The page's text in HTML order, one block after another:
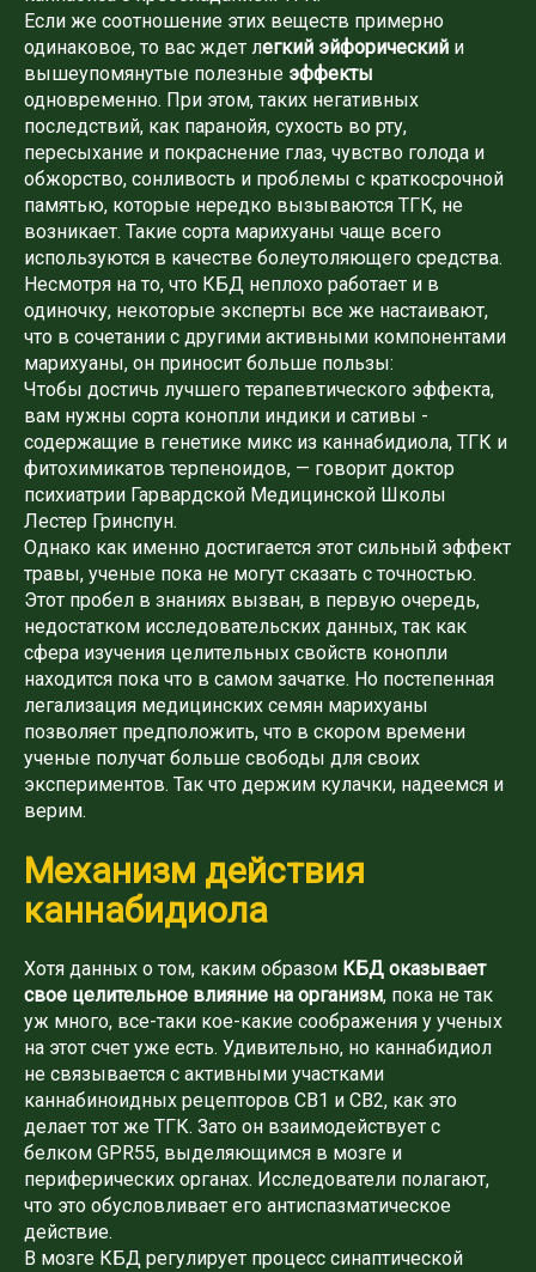
Если же соотношение этих веществ примерно
одинаковое, то вас ждет легкий эйфорический и
вышеупомянутые полезные эффекты
одновременно. При этом, таких негативных
последствий, как паранойя, сухость во рту,
пересыхание и покраснение глаз, чувство голода и
обжорство, сонливость и проблемы с краткосрочной
памятью, которые нередко вызываются ТГК, не
возникает. Такие сорта марихуаны чаще всего
используются в качестве болеутоляющего средства.
Несмотря на то, что КБД неплохо работает и в
одиночку, некоторые эксперты все же настаивают,
что в сочетании с другими активными компонентами
марихуаны, он приносит больше пользы:
Чтобы достичь лучшего терапевтического эффекта,
вам нужны сорта конопли индики и сативы -
содержащие в генетике микс из каннабидиола, ТГК и
фитохимикатов терпеноидов, — говорит доктор
психиатрии Гарвардской Медицинской Школы
Лестер Гринспун.
Однако как именно достигается этот сильный эффект
травы, ученые пока не могут сказать с точностью.
Этот пробел в знаниях вызван, в первую очередь,
недостатком исследовательских данных, так как
сфера изучения целительных свойств конопли
находится пока что в самом зачатке. Но постепенная
легализация медицинских семян марихуаны
позволяет предположить, что в скором времени
ученые получат больше свободы для своих
экспериментов. Так что держим кулачки, надеемся и
верим.
Механизм действия
каннабидиола
Хотя данных о том, каким образом КБД оказывает
свое целительное влияние на организм, пока не так
уж много, все-таки кое-какие соображения у ученых
на этот счет уже есть. Удивительно, но каннабидиол
не связывается с активными участками
каннабиноидных рецепторов CB1 и CB2, как это
делает тот же ТГК. Зато он взаимодействует с
белком GPR55, выделяющимся в мозге и
периферических органах. Исследователи полагают,
что это обусловливает его антиспазматическое
действие.
В мозге КБД регулирует процесс синаптической